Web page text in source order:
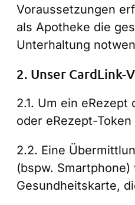
Voraussetzungen
als Apotheke die
Unterhaltung
2. Unser CardLink-
2.1. Um ein
oder eRezept-
2.2. Eine
(bspw.
Gesundheitskarte,